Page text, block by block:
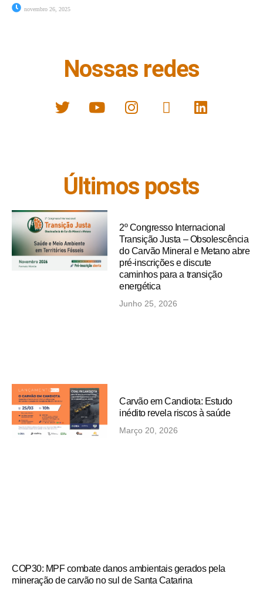
novembro 26, 2025
Nossas redes
Últimos posts
2º Congresso Internacional
Transição Justa – Obsolescência
do Carvão Mineral e Metano abre
pré-inscrições e discute
caminhos para a transição
energética
Junho 25, 2026
Carvão em Candiota: Estudo
inédito revela riscos à saúde
Março 20, 2026
COP30: MPF combate danos ambientais gerados pela
mineração de carvão no sul de Santa Catarina